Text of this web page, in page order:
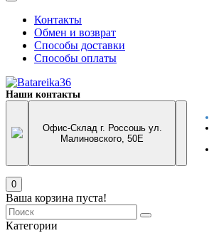
Контакты
Обмен и возврат
Способы доставки
Способы оплаты
Наши контакты
Офис-Склад г. Россошь ул.
Малиновского, 50Е
0
Ваша корзина пуста!
Категории